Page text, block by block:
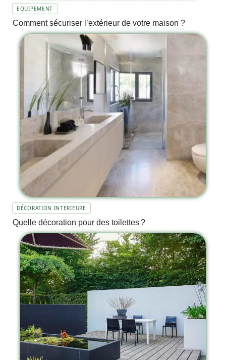
EQUIPEMENT
Comment sécuriser l’extérieur de votre maison ?
DÉCORATION INTERIEURE
Quelle décoration pour des toilettes ?